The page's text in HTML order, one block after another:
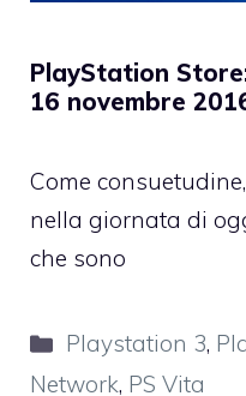
PlayStation
16 novembre
Come
nella giornata di
che sono
Categorie
Playstation 3,
Network, PS Vita